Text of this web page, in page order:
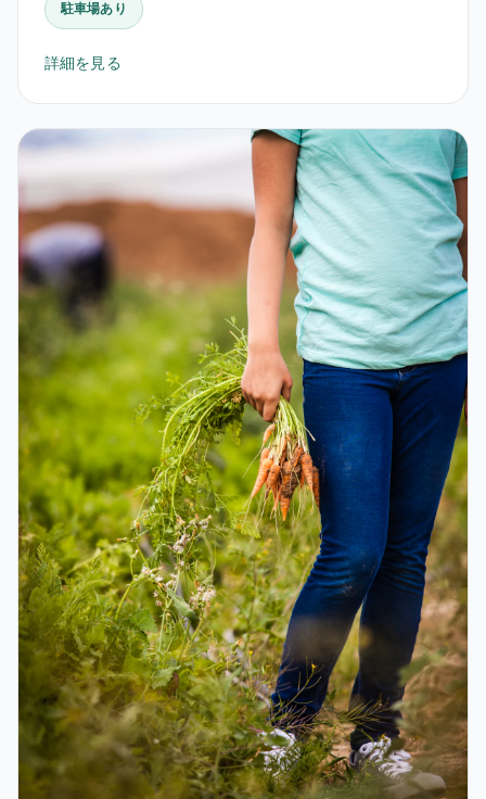
駐車場あり
詳細を見る